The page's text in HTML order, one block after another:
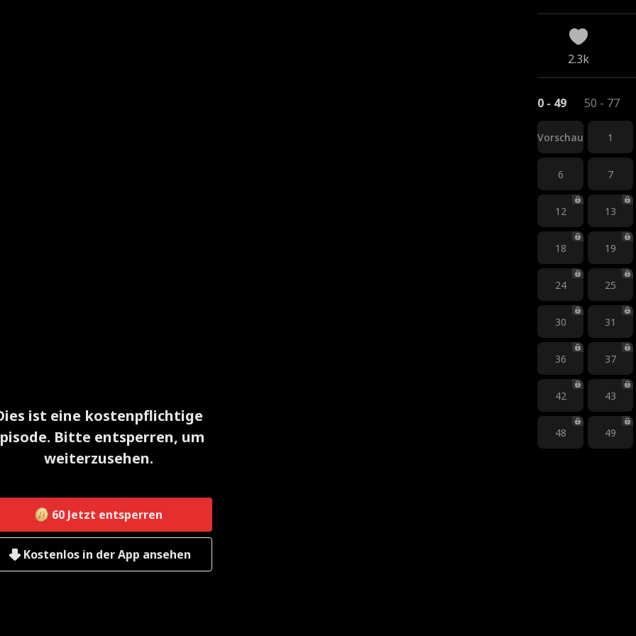
ist eine kostenpflichtige
Bitte entsperren, um
weiterzusehen.
60 Jetzt entsperren
Kostenlos in der App ansehen
2.3k
0 - 49 50 - 77
Vorschau 1
6 7
12 13
18 19
24 25
30 31
36 37
42 43
48 49